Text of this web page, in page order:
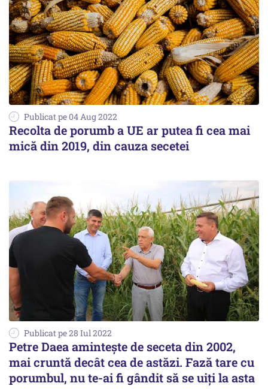
Publicat pe 04 Aug 2022
Recolta de porumb a UE ar putea fi cea mai
mică din 2019, din cauza secetei
Publicat pe 28 Iul 2022
Petre Daea amintește de seceta din 2002,
mai cruntă decât cea de astăzi. Fază tare cu
porumbul, nu te-ai fi gândit să se uiți la asta